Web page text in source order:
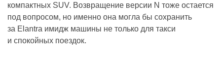
компактных SUV. Возвращение версии N тоже остается
под вопросом, но именно она могла бы сохранить
за Elantra имидж машины не только для такси
и спокойных поездок.